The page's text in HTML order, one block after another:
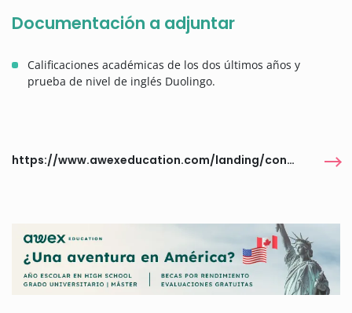
Documentación a adjuntar
Calificaciones académicas de los dos últimos años y
prueba de nivel de inglés Duolingo.
https://www.awexeducation.com/landing/conseguir-beca-internacional/